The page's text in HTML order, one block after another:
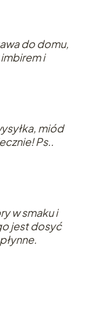
do domu,
i
miód
Ps..
w smaku i
jest dosyć